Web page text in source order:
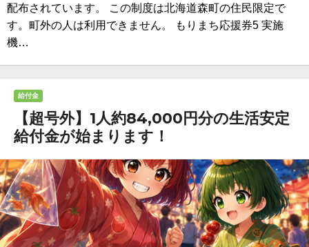
配布されています。 この制度は北海道森町の住民限定で
す。町外の人は利用できません。 もりまち応援券5 実施
機…
給付金
【超号外】1人約84,000円分の生活安定
給付金が始まります！